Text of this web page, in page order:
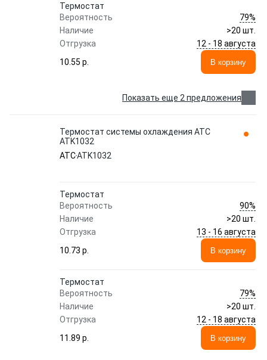
Термостат
Вероятность
79%
Наличие
>20 шт.
Отгрузка
12 - 18 августа
10.55 p.
В корзину
Показать еще 2 предложения
Термостат системы охлаждения ATC
ATK1032
ATCATK1032
Термостат
Вероятность
90%
Наличие
>20 шт.
Отгрузка
13 - 16 августа
10.73 p.
В корзину
Термостат
Вероятность
79%
Наличие
>20 шт.
Отгрузка
12 - 18 августа
11.89 p.
В корзину